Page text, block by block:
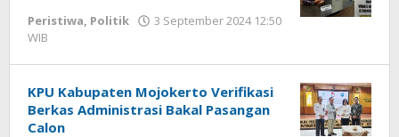
Peristiwa, Politik
3 September 2024 12:50
WIB
KPU Kabupaten Mojokerto Verifikasi
Berkas Administrasi Bakal Pasangan
Calon